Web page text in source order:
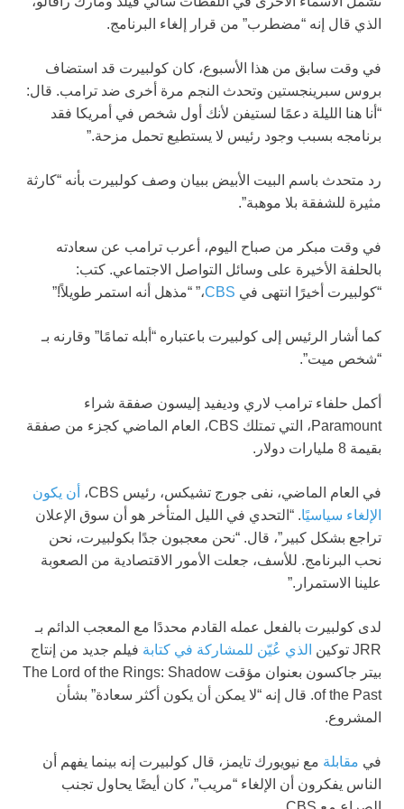
الذي قال إنه “مضطرب” من قرار إلغاء البرنامج.
في وقت سابق من هذا الأسبوع، كان كولبيرت قد استضاف
بروس سبرينجستين وتحدث النجم مرة أخرى ضد ترامب. قال:
“أنا هنا الليلة دعمًا لستيفن لأنك أول شخص في أمريكا فقد
برنامجه بسبب وجود رئيس لا يستطيع تحمل مزحة.”
رد متحدث باسم البيت الأبيض ببيان وصف كولبيرت بأنه “كارثة
مثيرة للشفقة بلا موهبة”.
في وقت مبكر من صباح اليوم، أعرب ترامب عن سعادته
بالحلفة الأخيرة على وسائل التواصل الاجتماعي. كتب:
“كولبيرت أخيرًا انتهى في CBS،” “مذهل أنه استمر طويلاً!”
كما أشار الرئيس إلى كولبيرت باعتباره “أبله تمامًا” وقارنه بـ
“شخص ميت”.
أكمل حلفاء ترامب لاري وديفيد إليسون صفقة شراء
Paramount، التي تمتلك CBS، العام الماضي كجزء من صفقة
بقيمة 8 مليارات دولار.
في العام الماضي، نفى جورج تشيكس، رئيس CBS،
أن يكون
الإلغاء سياسيًا. “التحدي في الليل المتأخر هو أن سوق الإعلان
تراجع بشكل كبير”، قال. “نحن معجبون جدًا بكولبيرت، نحن
نحب البرنامج. للأسف، جعلت الأمور الاقتصادية من الصعوبة
علينا الاستمرار.”
لدى كولبيرت بالفعل عمله القادم محددًا مع المعجب الدائم بـ
JRR توكين
الذي عُيّن للمشاركة في كتابة فيلم جديد من إنتاج
بيتر جاكسون بعنوان مؤقت The Lord of the Rings: Shadow
of the Past. قال إنه “لا يمكن أن يكون أكثر سعادة” بشأن
المشروع.
في مقابلة مع نيويورك تايمز، قال كولبيرت إنه بينما يفهم أن
الناس يفكرون أن الإلغاء “مريب”، كان أيضًا يحاول تجنب